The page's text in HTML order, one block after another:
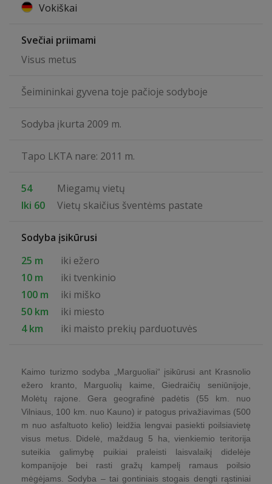
Vokiškai
Svečiai priimami
Visus metus
Šeimininkai gyvena toje pačioje sodyboje
Sodyba įkurta 2009 m.
Tapo LKTA nare: 2011 m.
54
Miegamų vietų
Iki 60
Vietų skaičius šventėms pastate
Sodyba įsikūrusi
25 m
iki ežero
10 m
iki tvenkinio
100 m
iki miško
50 km
iki miesto
4 km
iki maisto prekių parduotuvės
Kaimo turizmo sodyba „Marguoliai“ įsikūrusi ant Krasnolio
ežero kranto, Marguolių kaime, Giedraičių seniūnijoje,
Molėtų rajone. Gera geografinė padėtis (55 km. nuo
Vilniaus, 100 km. nuo Kauno) ir patogus privažiavimas (500
m nuo asfaltuoto kelio) leidžia lengvai pasiekti poilsiavietę
visus metus. Didelė, maždaug 5 ha, vienkiemio teritorija
suteikia galimybę puikiai praleisti laisvalaikį didelėje
kompanijoje bei rasti gražų kampelį ramaus poilsio
mėgėjams. Sodyba – tai gontiniais stogais dengti rąstiniai